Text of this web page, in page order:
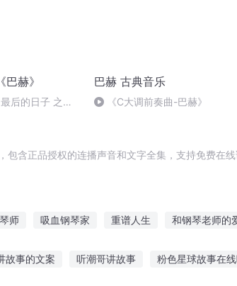
赫》
后的日子 之
巴赫 古典音乐
《C大调前奏曲-巴赫》
含正品授权的连播声音和文字全集，支持免费在线
师 吸血钢琴家 重谱人生 和钢琴老师的
故事的文案 听潮哥讲故事 粉色星球故事在